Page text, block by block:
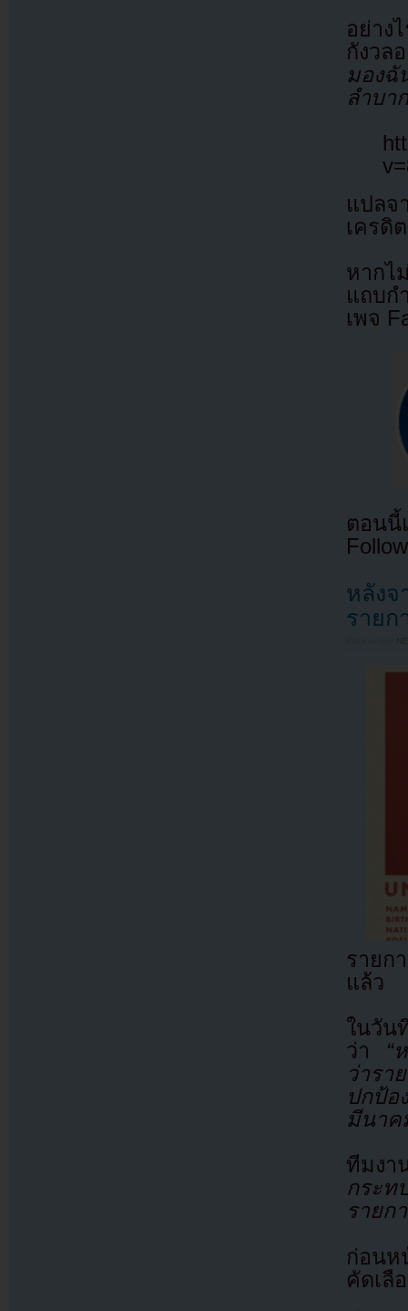
อย่าง
กังว
มองฉั
ลำบา
แปล
เครดิ
หากไ
แถบก
เพจ
ตอนนี้
หลังจ
รายก
รายก
แล้ว
ในวัน
ว่า “
ว่ารา
ปกป้
มีนาค
ทีมงา
กระท
รายก
ก่อนห
คัดเลื